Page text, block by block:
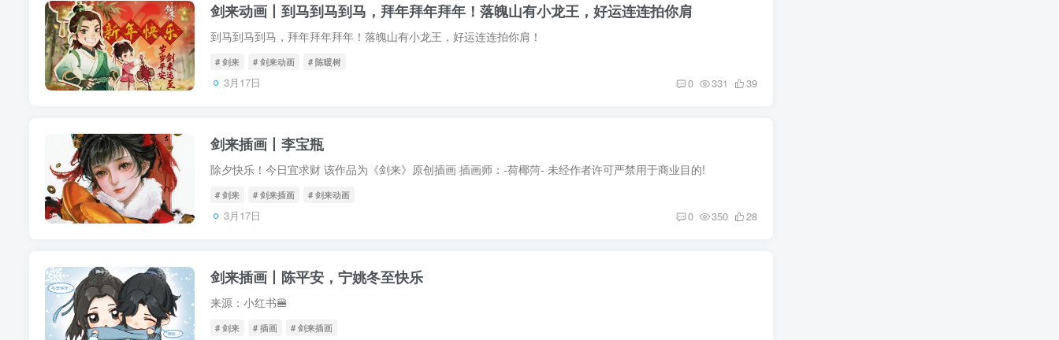
剑来动画丨到马到马到马，拜年拜年拜年！落魄山有小龙王，好运连连拍你肩
到马到马到马，拜年拜年拜年！落魄山有小龙王，好运连连拍你肩！
# 剑来 # 剑来动画 # 陈暖树
3月17日 0 331 39
剑来插画丨李宝瓶
除夕快乐！今日宜求财 该作品为《剑来》原创插画 插画师：-荷椰菏- 未经作者许可严禁用于商业目的!
# 剑来 # 剑来插画 # 剑来动画
3月17日 0 350 28
剑来插画丨陈平安，宁姚冬至快乐
来源：小红书🍔
# 剑来 # 插画 # 剑来插画